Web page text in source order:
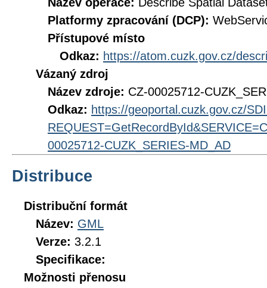
Platformy zpracování (DCP):
Přístupové místo
Odkaz: https://atom.cuzk.gov.cz/
Vázaný zdroj
Název zdroje: CZ-00025712-
Odkaz: https://geoportal.cuzk.gov.cz/
00025712-CUZK_SERIES-MD_AD
Distribuce
Distribuční formát
Název: GML
Verze: 3.2.1
Specifikace:
Možnosti přenosu